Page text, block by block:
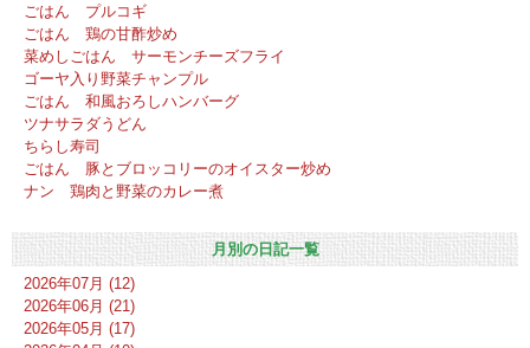
ごはん プルコギ
ごはん 鶏の甘酢炒め
菜めしごはん サーモンチーズフライ
ゴーヤ入り野菜チャンプル
ごはん 和風おろしハンバーグ
ツナサラダうどん
ちらし寿司
ごはん 豚とブロッコリーのオイスター炒め
ナン 鶏肉と野菜のカレー煮
月別の日記一覧
2026年07月 (12)
2026年06月 (21)
2026年05月 (17)